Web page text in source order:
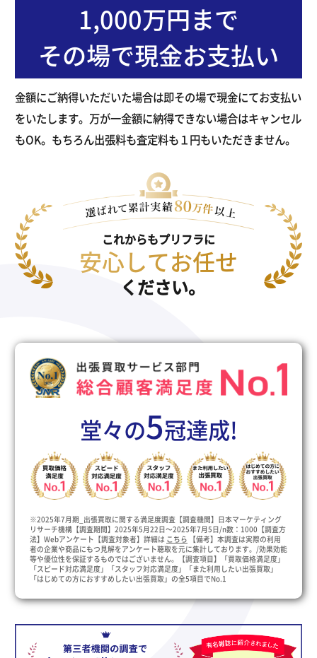
1,000万円まで
その場で現金お支払い
金額にご納得いただいた場合は即その場で現金にてお支払い
をいたします。万が一金額に納得できない場合はキャンセル
もOK。もちろん出張料も査定料も１円もいただきません。
これからもプリフラに
安心してお任せ
ください。
堂々の5冠達成!
※2025年7月期_出張買取に関する満足度調査【調査機関】日本マーケティング
リサーチ機構【調査期間】2025年5月22日～2025年7月5日/n数：1000【調査方
法】Webアンケート【調査対象者】詳細は こちら
【備考】本調査は実際の利用
者の企業や商品にもつ見解をアンケート聴取を元に集計しております。/効果効能
等や優位性を保証するものではございません。【調査項目】「買取価格満足度」
「スピード対応満足度」「スタッフ対応満足度」「また利用したい出張買取」
「はじめての方におすすめしたい出張買取」の全5項目でNo.1